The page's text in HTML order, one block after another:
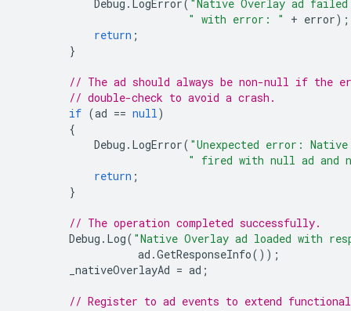
Debug . LogError( "Native Overlay ad
" with error: "
+ error);
return ;
}
// The ad should always be non-null if the
// double-check to avoid a crash.
if (ad == null)
{
Debug . LogError( "Unexpected error:
" fired with null ad and
return ;
}
// The operation completed successfully.
Debug . Log( "Native Overlay ad loaded with
ad .GetResponseInfo());
_nativeOverlayAd = ad ;
// Register to ad events to extend